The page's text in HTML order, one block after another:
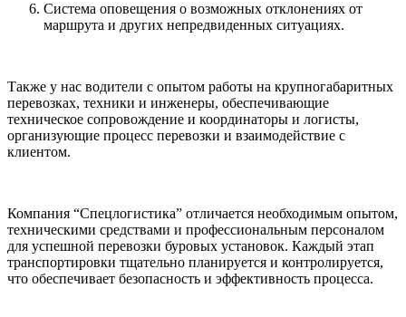
Система оповещения о возможных отклонениях от
маршрута и других непредвиденных ситуациях.
Также у нас водители с опытом работы на крупногабаритных
перевозках, техники и инженеры, обеспечивающие
техническое сопровождение и координаторы и логисты,
организующие процесс перевозки и взаимодействие с
клиентом.
Компания “Спецлогистика” отличается необходимым опытом,
техническими средствами и профессиональным персоналом
для успешной перевозки буровых установок. Каждый этап
транспортировки тщательно планируется и контролируется,
что обеспечивает безопасность и эффективность процесса.